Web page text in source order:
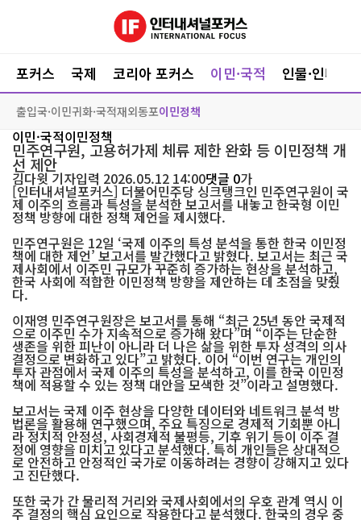
포커스 국제 코리아 포커스 이민·국적 인물·인터뷰
출입국·이민귀화·국적재외동포이민정책
이민·국적이민정책
민주연구원, 고용허가제 체류 제한 완화 등 이민정책 개
선 제안
김다윗기자입력 2026.05.12 14:00댓글 0가
[인터내셔널포커스] 더불어민주당 싱크탱크인 민주연구원이 국
제 이주의 흐름과 특성을 분석한 보고서를 내놓고 한국형 이민
정책 방향에 대한 정책 제언을 제시했다.
민주연구원은 12일 ‘국제 이주의 특성 분석을 통한 한국 이민정
책에 대한 제언’ 보고서를 발간했다고 밝혔다. 보고서는 최근 국
제사회에서 이주민 규모가 꾸준히 증가하는 현상을 분석하고,
한국 사회에 적합한 이민정책 방향을 제안하는 데 초점을 맞췄
다.
이재영 민주연구원장은 보고서를 통해 “최근 25년 동안 국제적
으로 이주민 수가 지속적으로 증가해 왔다”며 “이주는 단순한
생존을 위한 피난이 아니라 더 나은 삶을 위한 투자 성격의 의사
결정으로 변화하고 있다”고 밝혔다. 이어 “이번 연구는 개인의
투자 관점에서 국제 이주의 특성을 분석하고, 이를 한국 이민정
책에 적용할 수 있는 정책 대안을 모색한 것”이라고 설명했다.
보고서는 국제 이주 현상을 다양한 데이터와 네트워크 분석 방
법론을 활용해 연구했으며, 주요 특징으로 경제적 기회뿐 아니
라 정치적 안정성, 사회경제적 불평등, 기후 위기 등이 이주 결
정에 영향을 미치고 있다고 분석했다. 특히 개인들은 상대적으
로 안전하고 안정적인 국가로 이동하려는 경향이 강해지고 있다
고 진단했다.
또한 국가 간 물리적 거리와 국제사회에서의 우호 관계 역시 이
주 결정의 핵심 요인으로 작용한다고 분석했다. 한국의 경우 중